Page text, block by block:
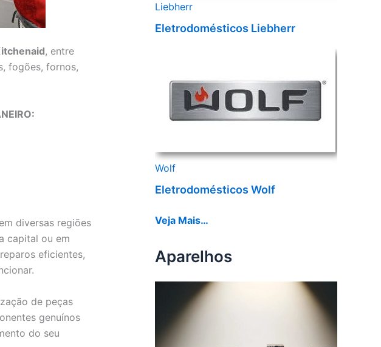
, entre
fogões, fornos,
diversas regiões
capital ou em
eficientes,
de peças
genuínos
do seu
Liebherr
Eletrodomésticos Liebherr
Wolf
Eletrodomésticos Wolf
Veja Mais…
Aparelhos